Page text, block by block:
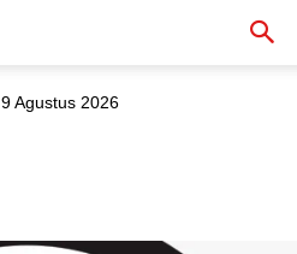
9 Agustus 2026